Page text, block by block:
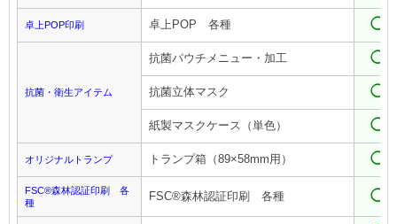
卓上POP印刷 卓上POP 各種 ◯
抗菌・衛生アイテム
抗菌パウチメニュー・加工 ◯
抗菌立体マスク ◯
紙製マスクケース（単色） ◯
オリジナルトランプ トランプ箱（89×58mm用） ◯
FSC®森林認証印刷 各
種
FSC®森林認証印刷 各種 ◯